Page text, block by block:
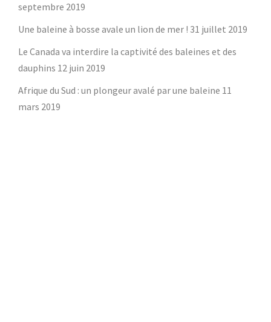
septembre 2019
Une baleine à bosse avale un lion de mer ! 31 juillet 2019
Le Canada va interdire la captivité des baleines et des
dauphins 12 juin 2019
Afrique du Sud : un plongeur avalé par une baleine 11
mars 2019